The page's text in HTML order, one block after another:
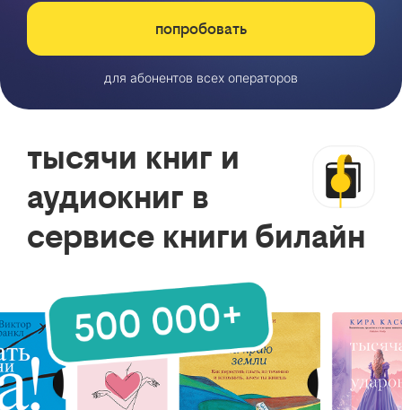
попробовать
для абонентов всех операторов
тысячи книг и
аудиокниг в
сервисе книги билайн